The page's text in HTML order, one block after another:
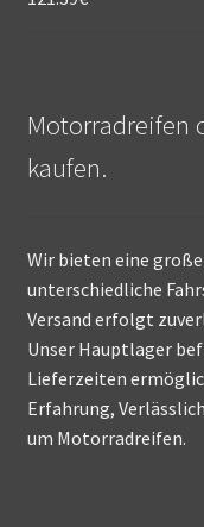
Motorradreifen
kaufen.
Wir bieten eine
unterschiedliche
Versand erfolgt
Unser Hauptlager
Lieferzeiten
Erfahrung,
um Motorradreifen.